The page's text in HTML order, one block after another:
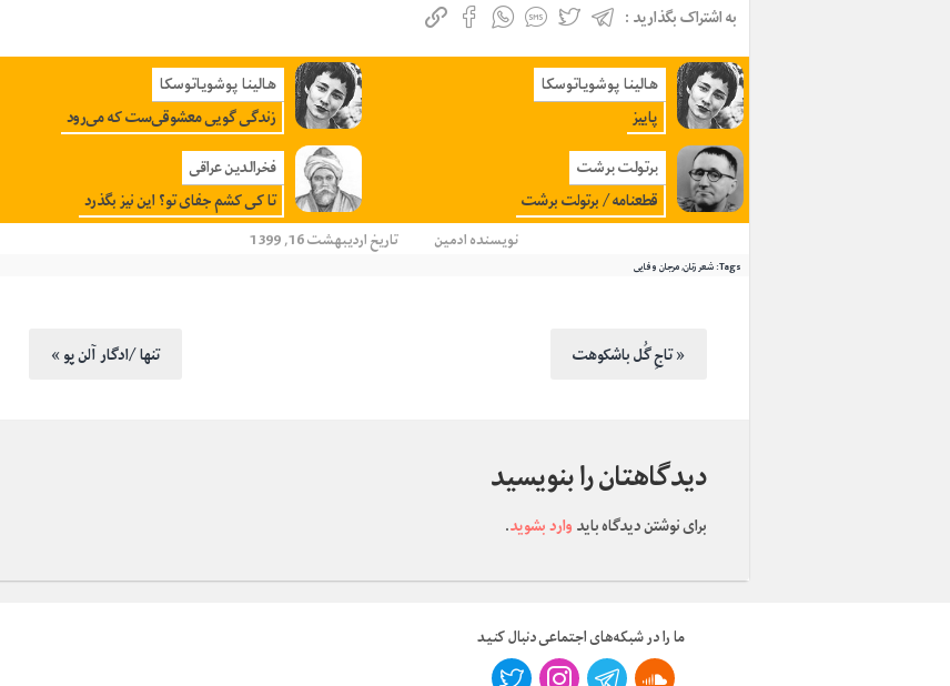
به اشتراک بگذارید :
هالینا پوشویاتوسکا
پاییز
هالینا پوشویاتوسکا
زندگی گویی معشوقی‌ست که می‌رود
برتولت برشت
قطعنامه / برتولت برشت
فخرالدین عراقی
تا کی کشم جفای تو؟ این نیز بگذرد
نویسندهادمین تاریخ اردیبهشت 16, 1399
Tags: شعر زنان,مرجان وفایی
تاجِ گُل باشکوهت » « تنها /ادگار آلن پو
دیدگاهتان را بنویسید
برای نوشتن دیدگاه بایدوارد بشوید.
ما را در شبکه‌های اجتماعی دنبال کنید